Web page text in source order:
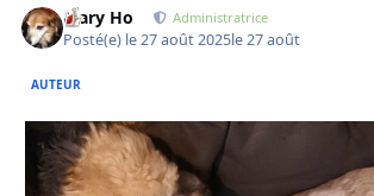
Mary Ho Administratrice
Posté(e) le 27 août 2025le 27 août
AUTEUR